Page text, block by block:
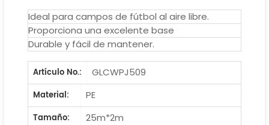
Ideal para campos de fútbol al aire libre.
Proporciona una excelente base
Durable y fácil de mantener.
Artículo No.:
GLCWPJ509
Material:
PE
Tamaño:
25m*2m